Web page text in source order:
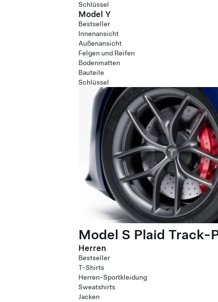
Schlüssel
Model Y
Bestseller
Innenansicht
Außenansicht
Felgen und Reifen
Bodenmatten
Bauteile
Schlüssel
Model S Plaid Track-
Herren
Bestseller
T-Shirts
Herren-Sportkleidung
Sweatshirts
Jacken